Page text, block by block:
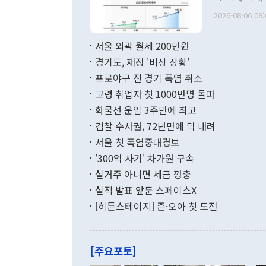
관의 무리한
다. [정동영 통일부 장관이 지난달 23일 오후 서울 종로구 정부서울청사에
무너졌다고
함께 4자 대
"우리의 선
관은 업무
료=한국은행] 한국은행이 6일 발표한 '2026년 6월 국제수지(잠정)'
며 월간 기
196.9% 급
수출은
기록했지만
로 전환됐다.
는 배당수입
2026-08-06
서울 외곽 월세 200만원
경기도, 재정 '비상 상황'
프로야구 전 경기 폭염 취소
고령 취업자 첫 1000만명 돌파
화물선 운임 3주만에 최고
검찰 수사권, 72년만에 막 내려
서울 첫 폭염중대경보
'300억 사기' 차가원 구속
실거주 아니면 세금 껑충
실적 발표 앞둔 스페이스X
[히든스테이지] 즌·오아 첫 도전
[주요포토]